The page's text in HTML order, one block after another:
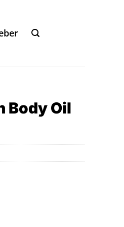
Body Oil